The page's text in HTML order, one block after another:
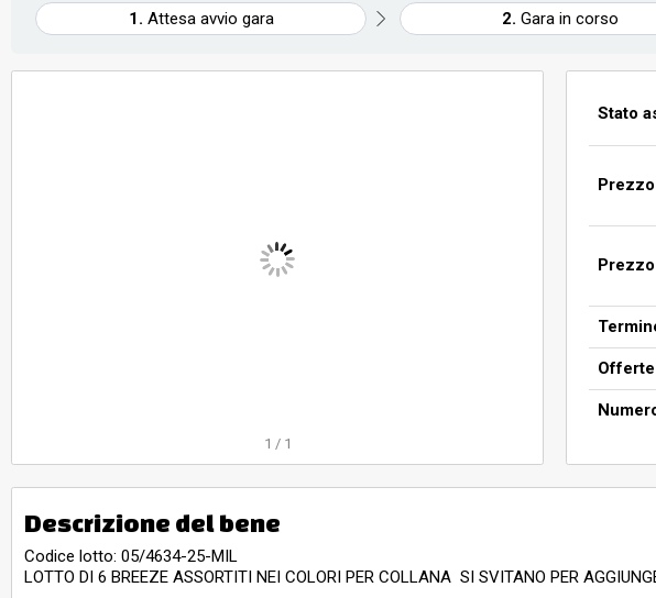
Attesa avvio gara
Gara in corso
1 / 1
Stato
Descrizione del bene
Codice lotto: 05/4634-25-MIL
LOTTO DI 6 BREEZE ASSORTITI NEI COLORI PER COLLANA SI SVITANO PER